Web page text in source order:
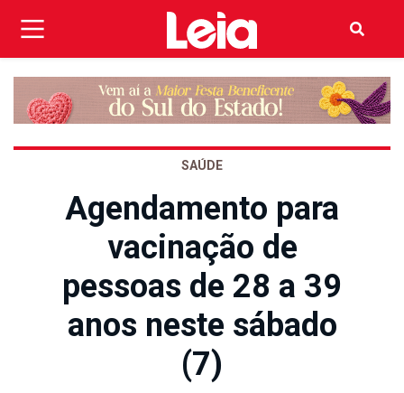
SAÚDE
Agendamento para
vacinação de
pessoas de 28 a 39
anos neste sábado
(7)